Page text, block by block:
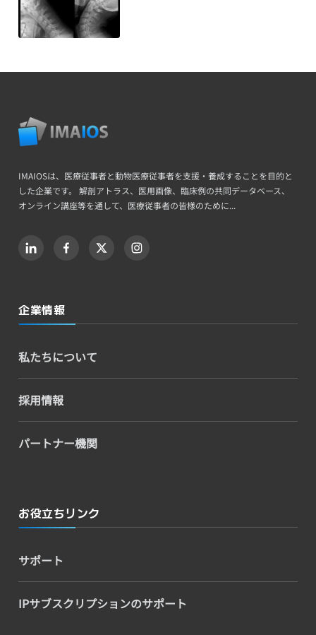
IMAIOSは、医療従事者と動物医療従事者を支援・養成することを目的と
した企業です。 解剖アトラス、医用画像、臨床例の共同データベース、
オンライン講座等を通して、医療従事者の皆様のために...
企業情報
私たちについて
採用情報
パートナー機関
お役立ちリンク
サポート
IPサブスクリプションのサポート